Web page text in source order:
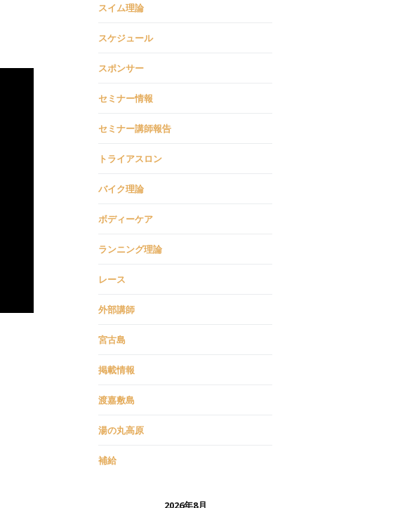
スイム理論
スケジュール
スポンサー
セミナー情報
セミナー講師報告
トライアスロン
バイク理論
ボディーケア
ランニング理論
レース
外部講師
宮古島
掲載情報
渡嘉敷島
湯の丸高原
補給
2026年8月